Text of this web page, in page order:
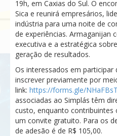
19h, em Caxias do Sul. O
Sica e reunirá empresários,
indústria para uma noite de
de experiências. Armaganijan
executiva e a estratégica
geração de resultados.
Os interessados em
inscrever previamente por
link: https://forms.gle/
associadas ao Simplás têm
custo, enquanto
um convite gratuito. Para os
de adesão é de R$ 105,00.